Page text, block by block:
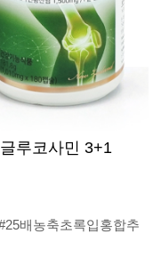
루코사민 3+1
배농축초록입홍합추